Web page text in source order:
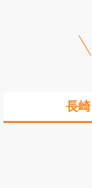
長崎